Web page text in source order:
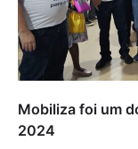
Mobiliza foi um
2024